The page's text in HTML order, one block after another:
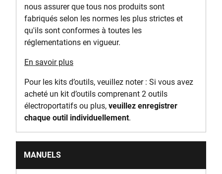
nous assurer que tous nos produits sont
fabriqués selon les normes les plus strictes et
qu'ils sont conformes à toutes les
réglementations en vigueur.
En savoir plus
Pour les kits d’outils, veuillez noter : Si vous avez
acheté un kit d’outils comprenant 2 outils
électroportatifs ou plus, veuillez enregistrer
chaque outil individuellement.
MANUELS